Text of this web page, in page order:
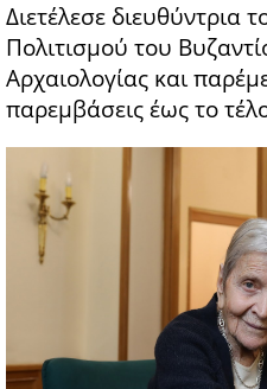
Διετέλεσε διευθύντρια
Πολιτισμού του
Αρχαιολογίας και
παρεμβάσεις έως το